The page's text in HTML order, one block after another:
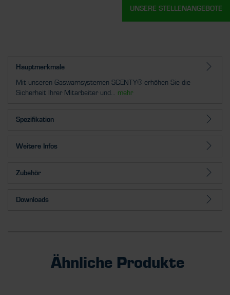
Hauptmerkmale
Mit unseren Gaswarnsystemen SCENTY® erhöhen Sie die
Sicherheit Ihrer Mitarbeiter und... mehr
Spezifikation
Weitere Infos
Zubehör
Downloads
Ähnliche Produkte
UNSERE STELLENANGEBOTE